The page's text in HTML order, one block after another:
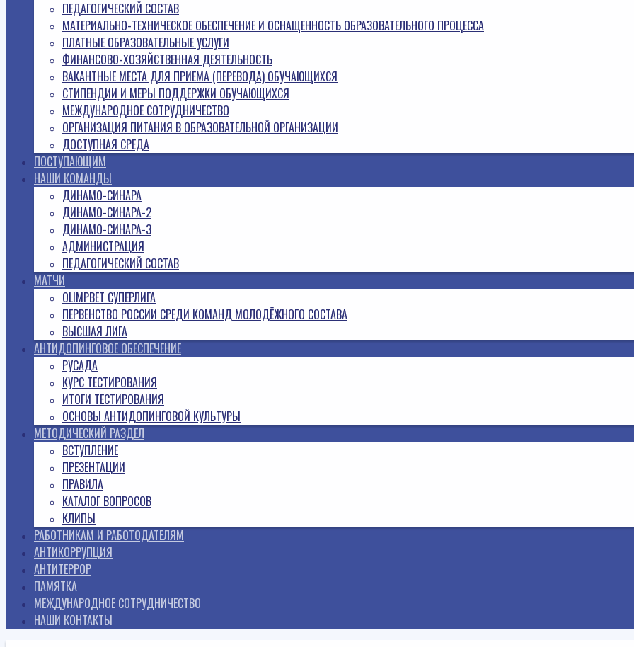
ПЕДАГОГИЧЕСКИЙ СОСТАВ
МАТЕРИАЛЬНО-ТЕХНИЧЕСКОЕ ОБЕСПЕЧЕНИЕ И ОСНАЩЕННОСТЬ ОБРАЗОВАТЕЛЬНОГО ПРОЦЕССА
ПЛАТНЫЕ ОБРАЗОВАТЕЛЬНЫЕ УСЛУГИ
ФИНАНСОВО-ХОЗЯЙСТВЕННАЯ ДЕЯТЕЛЬНОСТЬ
ВАКАНТНЫЕ МЕСТА ДЛЯ ПРИЕМА (ПЕРЕВОДА) ОБУЧАЮЩИХСЯ
СТИПЕНДИИ И МЕРЫ ПОДДЕРЖКИ ОБУЧАЮЩИХСЯ
МЕЖДУНАРОДНОЕ СОТРУДНИЧЕСТВО
ОРГАНИЗАЦИЯ ПИТАНИЯ В ОБРАЗОВАТЕЛЬНОЙ ОРГАНИЗАЦИИ
ДОСТУПНАЯ СРЕДА
ПОСТУПАЮЩИМ
НАШИ КОМАНДЫ
ДИНАМО-СИНАРА
ДИНАМО-СИНАРА-2
ДИНАМО-СИНАРА-3
АДМИНИСТРАЦИЯ
ПЕДАГОГИЧЕСКИЙ СОСТАВ
МАТЧИ
OLIMPBET СУПЕРЛИГА
ПЕРВЕНСТВО РОССИИ СРЕДИ КОМАНД МОЛОДЁЖНОГО СОСТАВА
ВЫСШАЯ ЛИГА
АНТИДОПИНГОВОЕ ОБЕСПЕЧЕНИЕ
РУСАДА
КУРС ТЕСТИРОВАНИЯ
ИТОГИ ТЕСТИРОВАНИЯ
ОСНОВЫ АНТИДОПИНГОВОЙ КУЛЬТУРЫ
МЕТОДИЧЕСКИЙ РАЗДЕЛ
ВСТУПЛЕНИЕ
ПРЕЗЕНТАЦИИ
ПРАВИЛА
КАТАЛОГ ВОПРОСОВ
КЛИПЫ
РАБОТНИКАМ И РАБОТОДАТЕЛЯМ
АНТИКОРРУПЦИЯ
АНТИТЕРРОР
ПАМЯТКА
МЕЖДУНАРОДНОЕ СОТРУДНИЧЕСТВО
НАШИ КОНТАКТЫ